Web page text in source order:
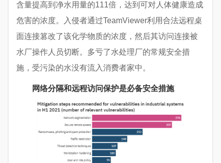
含量提高到净水用量的111倍，达到可对人体健康造成
危害的浓度。入侵者通过TeamViewer利用合法远程桌
面连接篡改了该化学物质的浓度，然后其访问连接被
水厂操作人员切断。多亏了水处理厂的常规安全措
施，受污染的水没有流入消费者家中。
网络分隔和远程访问保护是必备安全措施